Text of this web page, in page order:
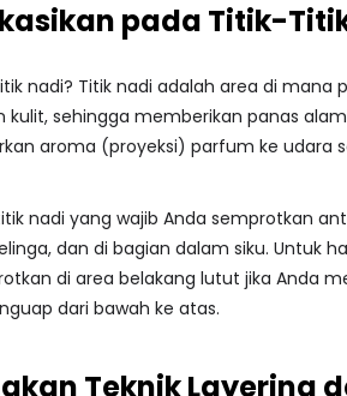
pada Titik-
nadi? Titik nadi adalah area di
kulit, sehingga memberikan panas
aroma (proyeksi) parfum ke udara
nadi yang wajib Anda semprotkan
dan di bagian dalam siku. Untuk
di area belakang lutut jika Anda
dari bawah ke atas.
Teknik Layering